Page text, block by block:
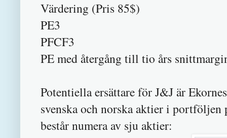
Värdering (Pris 85$)
PE med återgång till tio års
Potentiella ersättare för J&J är
svenska och norska aktier i
består numera av sju aktier: